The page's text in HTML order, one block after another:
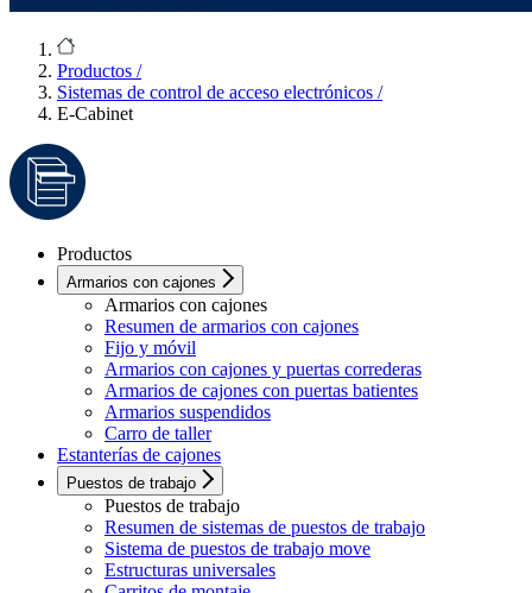
Productos /
Sistemas de control de acceso electrónicos /
E-Cabinet
Productos
Armarios con cajones
Armarios con cajones
Resumen de armarios con cajones
Fijo y móvil
Armarios con cajones y puertas correderas
Armarios de cajones con puertas batientes
Armarios suspendidos
Carro de taller
Estanterías de cajones
Puestos de trabajo
Puestos de trabajo
Resumen de sistemas de puestos de trabajo
Sistema de puestos de trabajo move
Estructuras universales